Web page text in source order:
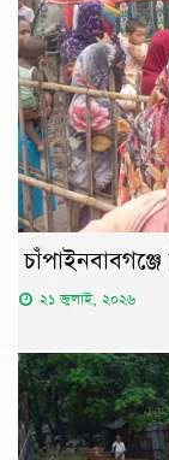
২১ জুলাই, ২০২৬